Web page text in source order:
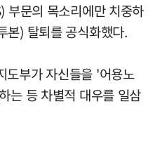
부문의 목소리에만 치중하
본) 탈퇴를 공식화했다.
도부가 자신들을 '어용노
는 등 차별적 대우를 일삼